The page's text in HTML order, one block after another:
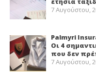
7 Αυγούστου,
Palmyri
Οι 4
που δεν
7 Αυγούστου,